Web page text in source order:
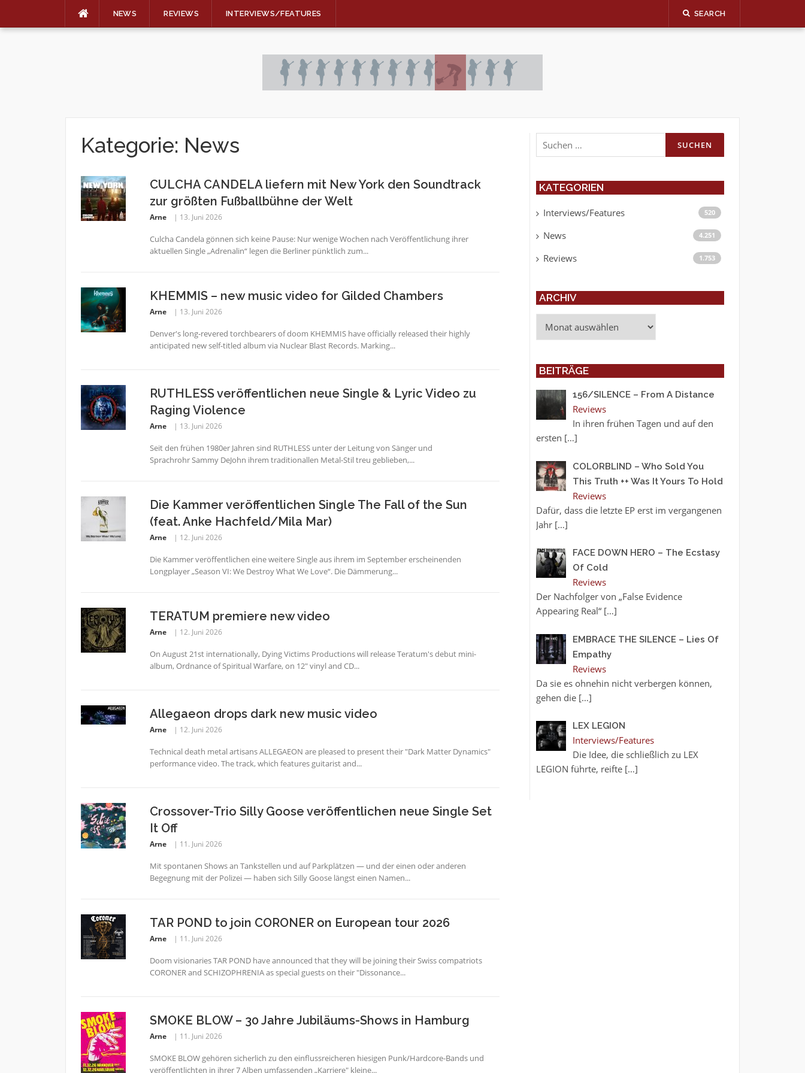
NEWS REVIEWS INTERVIEWS/FEATURES SEARCH
Kategorie: News
CULCHA CANDELA liefern mit New York den Soundtrack
zur größten Fußballbühne der Welt
Arne 13. Juni 2026
Culcha Candela gönnen sich keine Pause: Nur wenige Wochen nach Veröffentlichung ihrer
aktuellen Single „Adrenalin“ legen die Berliner pünktlich zum...
KHEMMIS – new music video for Gilded Chambers
Arne 13. Juni 2026
Denver's long-revered torchbearers of doom KHEMMIS have officially released their highly
anticipated new self-titled album via Nuclear Blast Records. Marking...
RUTHLESS veröffentlichen neue Single & Lyric Video zu
Raging Violence
Arne 13. Juni 2026
Seit den frühen 1980er Jahren sind RUTHLESS unter der Leitung von Sänger und
Sprachrohr Sammy DeJohn ihrem traditionallen Metal-Stil treu geblieben,...
Die Kammer veröffentlichen Single The Fall of the Sun
(feat. Anke Hachfeld/Mila Mar)
Arne 12. Juni 2026
Die Kammer veröffentlichen eine weitere Single aus ihrem im September erscheinenden
Longplayer „Season VI: We Destroy What We Love“. Die Dämmerung...
TERATUM premiere new video
Arne 12. Juni 2026
On August 21st internationally, Dying Victims Productions will release Teratum's debut mini-
album, Ordnance of Spiritual Warfare, on 12" vinyl and CD...
Allegaeon drops dark new music video
Arne 12. Juni 2026
Technical death metal artisans ALLEGAEON are pleased to present their "Dark Matter Dynamics"
performance video. The track, which features guitarist and...
Crossover-Trio Silly Goose veröffentlichen neue Single Set
It Off
Arne 11. Juni 2026
Mit spontanen Shows an Tankstellen und auf Parkplätzen — und der einen oder anderen
Begegnung mit der Polizei — haben sich Silly Goose längst einen Namen...
TAR POND to join CORONER on European tour 2026
Arne 11. Juni 2026
Doom visionaries TAR POND have announced that they will be joining their Swiss compatriots
CORONER and SCHIZOPHRENIA as special guests on their "Dissonance...
SMOKE BLOW – 30 Jahre Jubiläums-Shows in Hamburg
Arne 11. Juni 2026
SMOKE BLOW gehören sicherlich zu den einflussreicheren hiesigen Punk/Hardcore-Bands und
veröffentlichten in ihrer 7 Alben umfassenden „Karriere" kleine...
Suchen
nach:
KATEGORIEN
Interviews/Features 520
News 4.251
Reviews 1.753
ARCHIV
BEITRÄGE
156/SILENCE – From A Distance
Reviews
In ihren frühen Tagen und auf den
ersten […]
COLORBLIND – Who Sold You
This Truth ++ Was It Yours To Hold
Reviews
Dafür, dass die letzte EP erst im vergangenen
Jahr […]
FACE DOWN HERO – The Ecstasy
Of Cold
Reviews
Der Nachfolger von „False Evidence
Appearing Real“ […]
EMBRACE THE SILENCE – Lies Of
Empathy
Reviews
Da sie es ohnehin nicht verbergen können,
gehen die […]
LEX LEGION
Interviews/Features
Die Idee, die schließlich zu LEX
LEGION führte, reifte […]